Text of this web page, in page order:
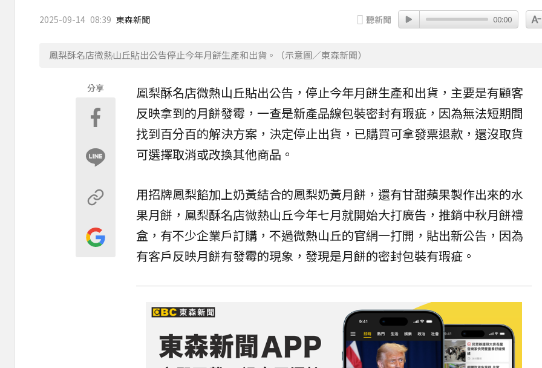
2025-09-14 08:39 東森新聞 聽新聞 00:00
鳳梨酥名店微熱山丘貼出公告停止今年月餅生產和出貨。（示意圖／東森新聞）
分享 鳳梨酥名店微熱山丘貼出公告，停止今年月餅生產和出貨，主要是有顧客
反映拿到的月餅發霉 ，一查是新產品線包裝密封有瑕疵，因為無法短期間
找到百分百的解決方案，決定停止出貨，已購買可拿發票退款，還沒取貨
可選擇取消或改換其他商品。
用招牌鳳梨餡加上奶黃結合的鳳梨奶黃月餅，還有甘甜蘋果製作出來的水
果月餅，鳳梨酥名店微熱山丘今年七月就開始大打廣告，推銷中秋月餅禮
盒，有不少企業戶訂購，不過微熱山丘的官網一打開，貼出新公告，因為
有客戶反映月餅有發霉的現象，發現是月餅的密封包裝有瑕疵。